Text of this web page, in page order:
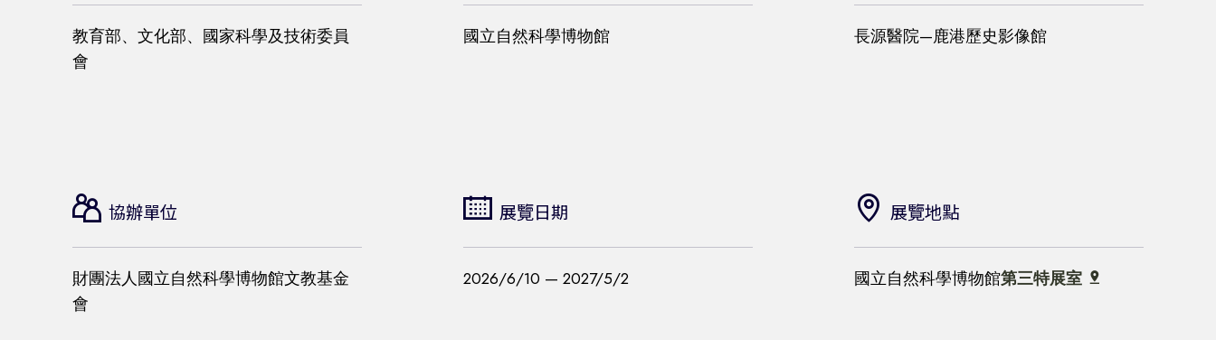
教育部、文化部、國家科學及技術委員
會
國立自然科學博物館 長源醫院—鹿港歷史影像館
協辦單位
財團法人國立自然科學博物館文教基金
會
展覽日期
2026/6/10 — 2027/5/2
展覽地點
國立自然科學博物館第三特展室